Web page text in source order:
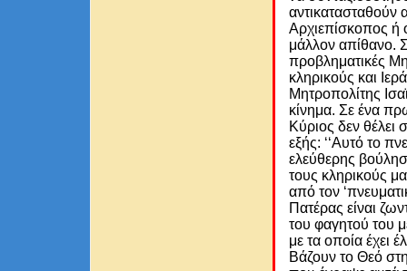
αντικατασταθούν
Αρχιεπίσκοπος ή
μάλλον απίθανο.
προβληματικές
κληρικούς και
Μητροπολίτης
κίνημα. Σε ένα
Κύριος δεν θέλει
εξής: ‘‘Αυτό το
ελεύθερης
τους κληρικούς
από τον
Πατέρας είναι
του φαγητού του
με τα οποία έχει
Βάζουν το Θεό